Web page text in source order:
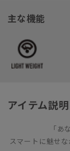
主な機能
アイテム説明
「あ
スマートに魅せ